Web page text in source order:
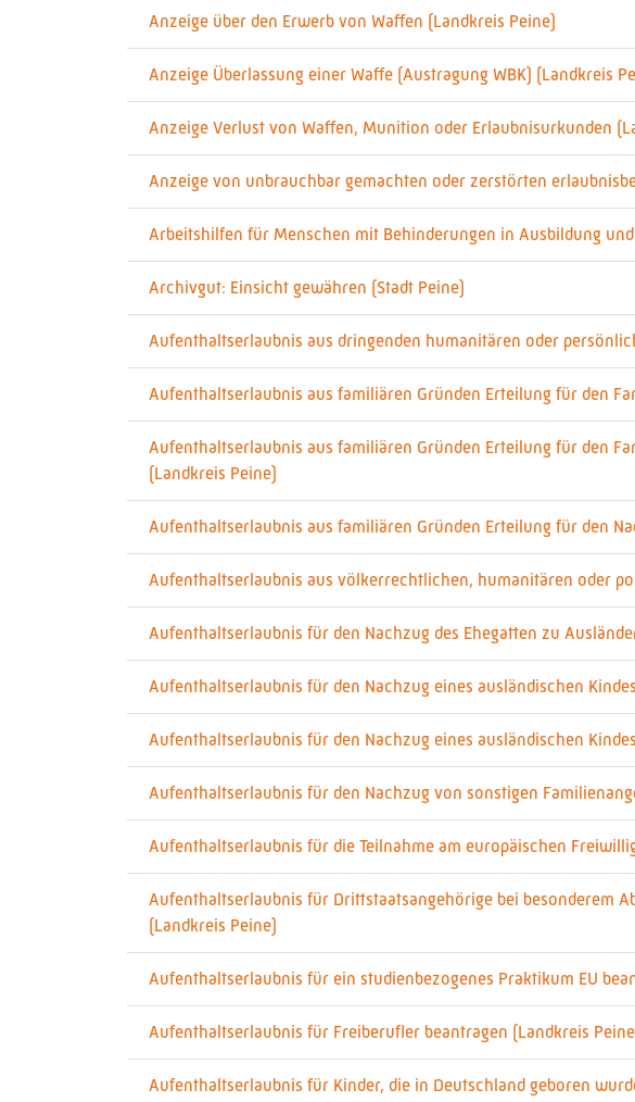
Anzeige über den Erwerb von Waffen (Landkreis Peine)
Anzeige Überlassung einer Waffe (Austragung WBK) (Landkreis
Anzeige Verlust von Waffen, Munition oder Erlaubnisurkunden
Anzeige von unbrauchbar gemachten oder zerstörten
Arbeitshilfen für Menschen mit Behinderungen in Ausbildung
Archivgut: Einsicht gewähren (Stadt Peine)
Aufenthaltserlaubnis aus dringenden humanitären oder
Aufenthaltserlaubnis aus familiären Gründen Erteilung für den
Aufenthaltserlaubnis aus familiären Gründen Erteilung für den
(Landkreis Peine)
Aufenthaltserlaubnis aus familiären Gründen Erteilung für den
Aufenthaltserlaubnis aus völkerrechtlichen, humanitären oder
Aufenthaltserlaubnis für den Nachzug des Ehegatten zu
Aufenthaltserlaubnis für den Nachzug eines ausländischen
Aufenthaltserlaubnis für den Nachzug eines ausländischen
Aufenthaltserlaubnis für den Nachzug von sonstigen
Aufenthaltserlaubnis für die Teilnahme am europäischen
Aufenthaltserlaubnis für Drittstaatsangehörige bei besonderem
(Landkreis Peine)
Aufenthaltserlaubnis für ein studienbezogenes Praktikum EU
Aufenthaltserlaubnis für Freiberufler beantragen (Landkreis
Aufenthaltserlaubnis für Kinder, die in Deutschland geboren